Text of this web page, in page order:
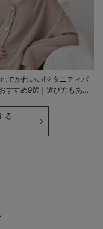
でかわいい!マタニティパ
すすめ9選｜選び方もあわ
る